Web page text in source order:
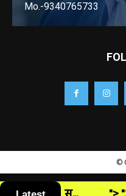
Mo.-9340765733
©